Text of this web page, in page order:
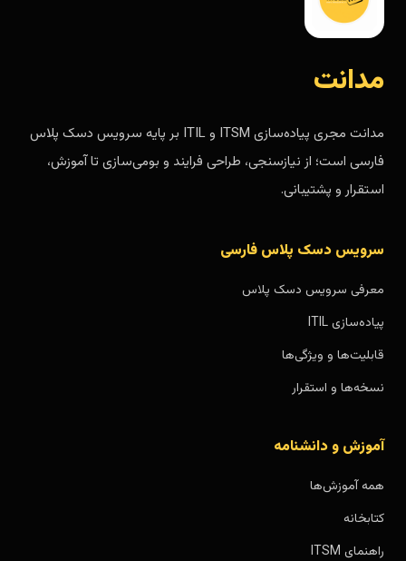
مدانت
مدانت مجری پیاده‌سازی ITSM و ITIL بر پایه سرویس دسک پلاس
فارسی است؛ از نیازسنجی، طراحی فرایند و بومی‌سازی تا آموزش،
استقرار و پشتیبانی.
سرویس دسک پلاس فارسی
معرفی سرویس دسک پلاس
پیاده‌سازی ITIL
قابلیت‌ها و ویژگی‌ها
نسخه‌ها و استقرار
آموزش و دانشنامه
همه آموزش‌ها
کتابخانه
راهنمای ITSM